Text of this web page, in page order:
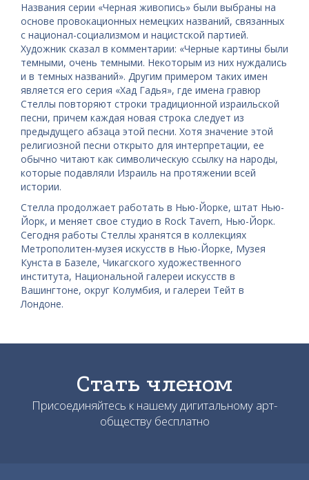
Названия серии «Черная живопись» были выбраны на
основе провокационных немецких названий, связанных
с национал-социализмом и нацистской партией.
Художник сказал в комментарии: «Черные картины были
темными, очень темными. Некоторым из них нуждались
и в темных названий». Другим примером таких имен
является его серия «Хад Гадья», где имена гравюр
Стеллы повторяют строки традиционной израильской
песни, причем каждая новая строка следует из
предыдущего абзаца этой песни. Хотя значение этой
религиозной песни открыто для интерпретации, ее
обычно читают как символическую ссылку на народы,
которые подавляли Израиль на протяжении всей
истории.
Стелла продолжает работать в Нью-Йорке, штат Нью-
Йорк, и меняет свое студио в Rock Tavern, Нью-Йорк.
Сегодня работы Стеллы хранятся в коллекциях
Метрополитен-музея искусств в Нью-Йорке, Музея
Кунста в Базеле, Чикагского художественного
института, Национальной галереи искусств в
Вашингтоне, округ Колумбия, и галереи Тейт в
Лондоне.
Стать членом
Присоединяйтесь к нашему дигитальному арт-
обществу бесплатно